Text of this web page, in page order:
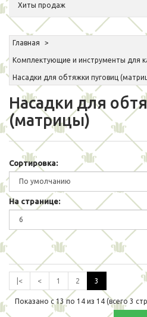
Хиты продаж
Главная
Комплектующие и инструменты для
Насадки для обтяжки пуговиц
Насадки для
(матрицы)
Сортировка:
На странице:
|< < 1 2 3
Показано с 13 по 14 из 14 (всего 3